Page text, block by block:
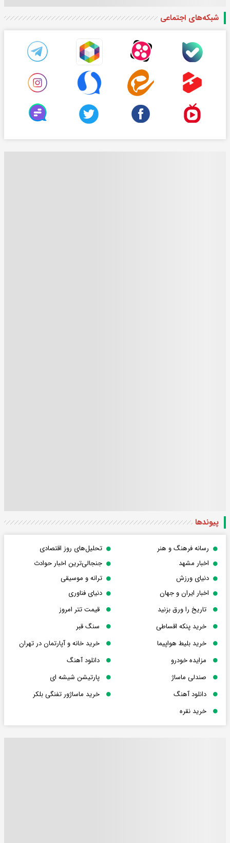
شبکه‌های اجتماعی
پیوندها
رسانه فرهنگ و هنر
تحلیل‌های روز اقتصادی
اخبار مشهد
جنجالی‌ترین اخبار حوادث
دنیای ورزش
ترانه و موسیقی
اخبار ایران و جهان
دنیای فناوری
تاریخ را ورق بزنید
قیمت تتر امروز
خرید پنکه اقساطی
سنگ قبر
خرید بلیط هواپیما
خرید خانه و آپارتمان در تهران
مزایده خودرو
دانلود آهنگ
صندلی ماساژ
پارتیشن شیشه ای
دانلود آهنگ
خرید ماساژور تفنگی بلکر
خرید نقره